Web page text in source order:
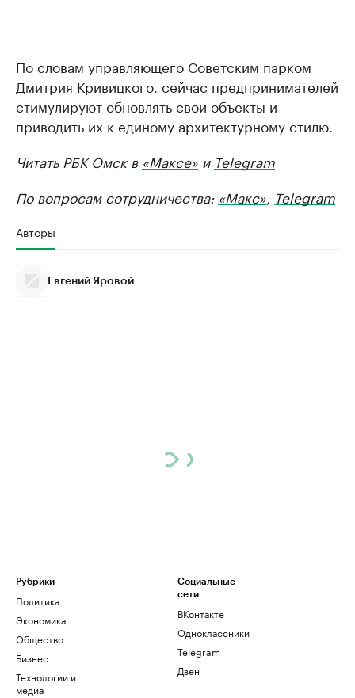
По словам управляющего Советским парком
Дмитрия Кривицкого, сейчас предпринимателей
стимулируют обновлять свои объекты и
приводить их к единому архитектурному стилю.
Читать РБК Омск в «Максе» и Telegram
По вопросам сотрудничества: «Макс», Telegram
Авторы
Евгений Яровой
Рубрики
Политика
Экономика
Общество
Бизнес
Технологии и
медиа
Социальные
сети
ВКонтакте
Одноклассники
Telegram
Дзен